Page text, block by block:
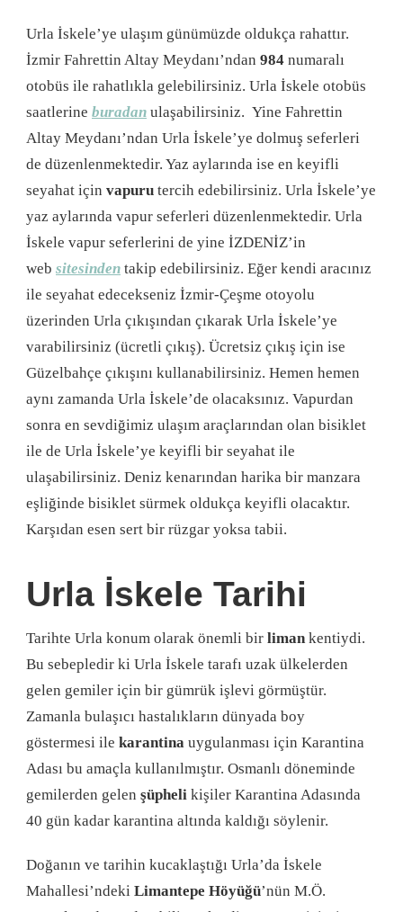
Urla İskele’ye ulaşım günümüzde oldukça rahattır.
İzmir Fahrettin Altay Meydanı’ndan 984 numaralı
otobüs ile rahatlıkla gelebilirsiniz. Urla İskele otobüs
saatlerine buradan ulaşabilirsiniz. Yine Fahrettin
Altay Meydanı’ndan Urla İskele’ye dolmuş seferleri
de düzenlenmektedir. Yaz aylarında ise en keyifli
seyahat için vapuru tercih edebilirsiniz. Urla İskele’ye
yaz aylarında vapur seferleri düzenlenmektedir. Urla
İskele vapur seferlerini de yine İZDENİZ’in
web sitesinden takip edebilirsiniz. Eğer kendi aracınız
ile seyahat edecekseniz İzmir-Çeşme otoyolu
üzerinden Urla çıkışından çıkarak Urla İskele’ye
varabilirsiniz (ücretli çıkış). Ücretsiz çıkış için ise
Güzelbahçe çıkışını kullanabilirsiniz. Hemen hemen
aynı zamanda Urla İskele’de olacaksınız. Vapurdan
sonra en sevdiğimiz ulaşım araçlarından olan bisiklet
ile de Urla İskele’ye keyifli bir seyahat ile
ulaşabilirsiniz. Deniz kenarından harika bir manzara
eşliğinde bisiklet sürmek oldukça keyifli olacaktır.
Karşıdan esen sert bir rüzgar yoksa tabii.
Urla İskele Tarihi
Tarihte Urla konum olarak önemli bir liman kentiydi.
Bu sebepledir ki Urla İskele tarafı uzak ülkelerden
gelen gemiler için bir gümrük işlevi görmüştür.
Zamanla bulaşıcı hastalıkların dünyada boy
göstermesi ile karantina uygulanması için Karantina
Adası bu amaçla kullanılmıştır. Osmanlı döneminde
gemilerden gelen şüpheli kişiler Karantina Adasında
40 gün kadar karantina altında kaldığı söylenir.
Doğanın ve tarihin kucaklaştığı Urla’da İskele
Mahallesi’ndeki Limantepe Höyüğü’nün M.Ö.